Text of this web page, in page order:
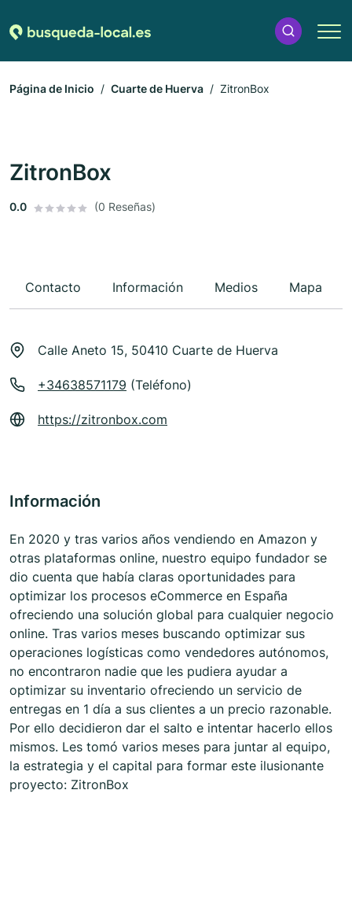
Página de Inicio Cuarte de Huerva ZitronBox
ZitronBox
0.0 (0 Reseñas)
Contacto Información Medios Mapa
Calle Aneto 15, 50410 Cuarte de Huerva
+34638571179 (Teléfono)
https://zitronbox.com
Información
En 2020 y tras varios años vendiendo en Amazon y
otras plataformas online, nuestro equipo fundador se
dio cuenta que había claras oportunidades para
optimizar los procesos eCommerce en España
ofreciendo una solución global para cualquier negocio
online. Tras varios meses buscando optimizar sus
operaciones logísticas como vendedores autónomos,
no encontraron nadie que les pudiera ayudar a
optimizar su inventario ofreciendo un servicio de
entregas en 1 día a sus clientes a un precio razonable.
Por ello decidieron dar el salto e intentar hacerlo ellos
mismos. Les tomó varios meses para juntar al equipo,
la estrategia y el capital para formar este ilusionante
proyecto: ZitronBox